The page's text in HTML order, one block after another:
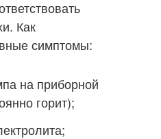
Как
симптомы:
на приборной
горит);